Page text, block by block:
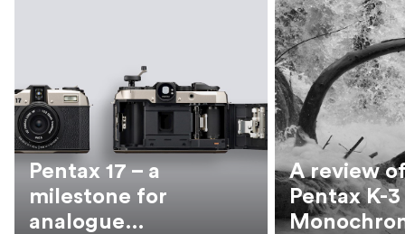
Pentax 17 – a
milestone for
analogue
A review
Pentax K-3